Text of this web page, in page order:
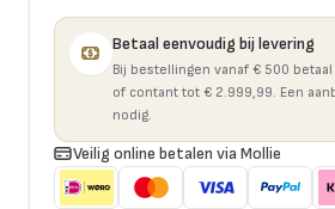
Betaal eenvoudig bij levering
Bij bestellingen vanaf € 500
of contant tot € 2.999,99. Een
nodig.
Veilig online betalen via Mollie